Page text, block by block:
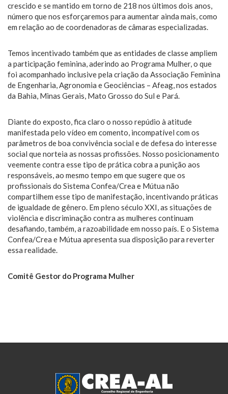
crescido e se mantido em torno de 218 nos últimos dois anos,
número que nos esforçaremos para aumentar ainda mais, como
em relação ao de coordenadoras de câmaras especializadas.
Temos incentivado também que as entidades de classe ampliem
a participação feminina, aderindo ao Programa Mulher, o que
foi acompanhado inclusive pela criação da Associação Feminina
de Engenharia, Agronomia e Geociências – Afeag, nos estados
da Bahia, Minas Gerais, Mato Grosso do Sul e Pará.
Diante do exposto, fica claro o nosso repúdio à atitude
manifestada pelo vídeo em comento, incompatível com os
parâmetros de boa convivência social e de defesa do interesse
social que norteia as nossas profissões. Nosso posicionamento
veemente contra esse tipo de prática cobra a punição aos
responsáveis, ao mesmo tempo em que sugere que os
profissionais do Sistema Confea/Crea e Mútua não
compartilhem esse tipo de manifestação, incentivando práticas
de igualdade de gênero. Em pleno século XXI, as situações de
violência e discriminação contra as mulheres continuam
desafiando, também, a razoabilidade em nosso país. E o Sistema
Confea/Crea e Mútua apresenta sua disposição para reverter
essa realidade.
Comitê Gestor do Programa Mulher